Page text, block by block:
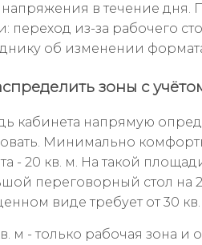
напряжения в течение дня.
переход из-за рабочего
об изменении
зоны с
кабинета напрямую
Минимально
- 20 кв. м. На такой
переговорный стол на
виде требует от 30 кв.
м - только рабочая зона и